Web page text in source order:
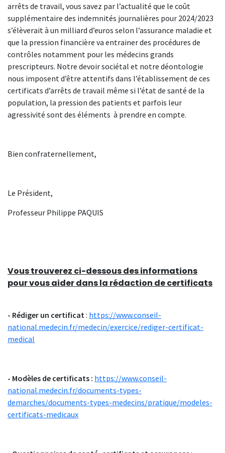
arrêts de travail, vous savez par l’actualité que le coût
supplémentaire des indemnités journalières pour 2024/2023
s’élèverait à un milliard d’euros selon l’assurance maladie et
que la pression financière va entrainer des procédures de
contrôles notamment pour les médecins grands
prescripteurs. Notre devoir sociétal et notre déontologie
nous imposent d’être attentifs dans l’établissement de ces
certificats d’arrêts de travail même si l’état de santé de la
population, la pression des patients et parfois leur
agressivité sont des éléments à prendre en compte.
Bien confraternellement,
Le Président,
Professeur Philippe PAQUIS
Vous trouverez ci-dessous des informations
pour vous aider dans la rédaction de certificats
- Rédiger un certificat : https://www.conseil-
national.medecin.fr/medecin/exercice/rediger-certificat-
medical
- Modèles de certificats : https://www.conseil-
national.medecin.fr/documents-types-
demarches/documents-types-medecins/pratique/modeles-
certificats-medicaux